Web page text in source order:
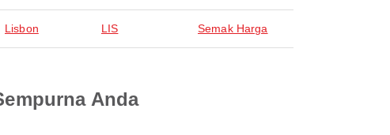
Lisbon LIS Semak Harga
Anda